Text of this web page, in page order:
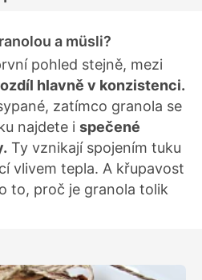
a müsli?
pohled stejně, mezi
hlavně v konzistenci.
zatímco granola se
najdete i spečené
Ty vznikají spojením tuku
vlivem tepla. A křupavost
to, proč je granola tolik